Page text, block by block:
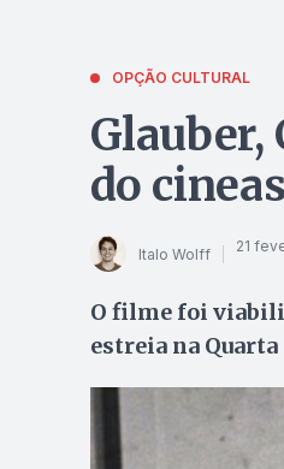
OPÇÃO CULTURAL
do
Italo Wolff 21
O filme foi
estreia na